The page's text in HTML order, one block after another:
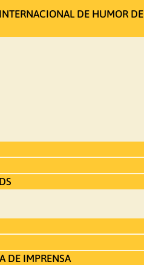
DE HUMOR DE
DE IMPRENSA